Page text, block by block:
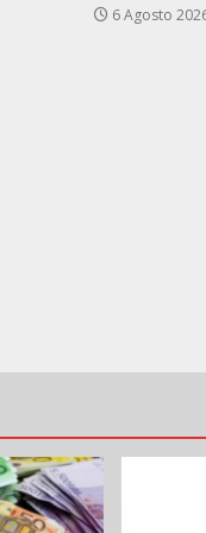
6 Agosto